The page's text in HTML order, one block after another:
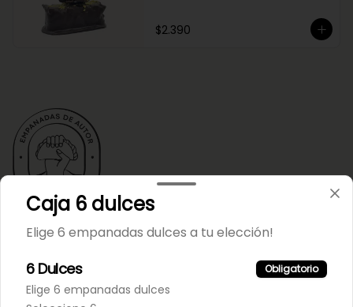
$2.390
Conócenos
Despacho
Términos y condiciones
Caja 6 dulces
Elige 6 empanadas dulces a tu elección!
6 Dulces Obligatorio
Elige 6 empanadas dulces